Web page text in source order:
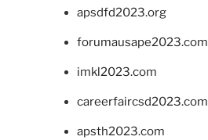
apsdfd2023.org
forumausape2023.com
imkl2023.com
careerfaircsd2023.com
apsth2023.com